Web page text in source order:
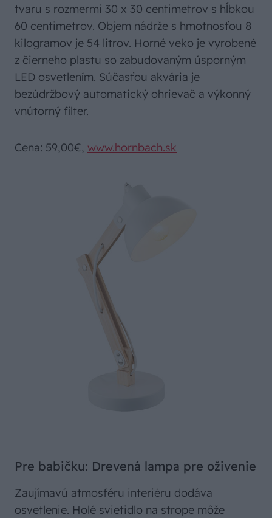
tvaru s rozmermi 30 x 30 centimetrov s hĺbkou
60 centimetrov. Objem nádrže s hmotnosťou 8
kilogramov je 54 litrov. Horné veko je vyrobené
z čierneho plastu so zabudovaným úsporným
LED osvetlením. Súčasťou akvária je
bezúdržbový automatický ohrievač a výkonný
vnútorný filter.
Cena: 59,00€, www.hornbach.sk
Pre babičku: Drevená lampa pre oživenie
Zaujímavú atmosféru interiéru dodáva
osvetlenie. Holé svietidlo na strope môže